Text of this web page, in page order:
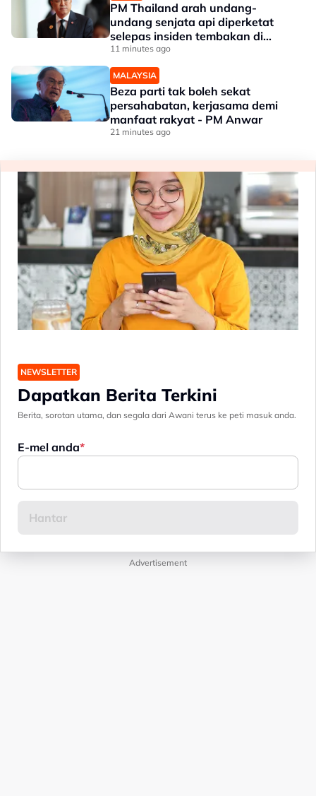
PM Thailand arah undang-
undang senjata api diperketat
selepas insiden tembakan di
sekolah
11 minutes ago
MALAYSIA
Beza parti tak boleh sekat
persahabatan, kerjasama demi
manfaat rakyat - PM Anwar
21 minutes ago
NEWSLETTER
Dapatkan Berita Terkini
Berita, sorotan utama, dan segala dari Awani terus ke peti masuk anda.
E-mel anda
Advertisement